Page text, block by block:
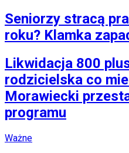
Seniorzy stracą
roku? Klamka
Likwidacja 800
rodzicielska co
Morawiecki
programu
Ważne